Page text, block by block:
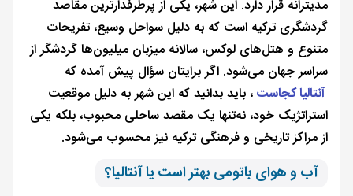
مدیترانه قرار دارد. این شهر، یکی از پرطرفدارترین مقاصد
گردشگری ترکیه است که به دلیل سواحل وسیع، تفریحات
متنوع و هتل‌های لوکس، سالانه میزبان میلیون‌ها گردشگر از
سراسر جهان می‌شود. اگر برایتان سؤال پیش آمده که
آنتالیا کجاست، باید بدانید که این شهر به دلیل موقعیت
استراتژیک خود، نه‌تنها یک مقصد ساحلی محبوب، بلکه یکی
از مراکز تاریخی و فرهنگی ترکیه نیز محسوب می‌شود.
آب و هوای باتومی بهتر است یا آنتالیا؟